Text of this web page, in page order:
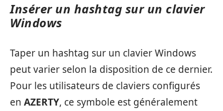
Insérer un hashtag sur un clavier
Windows
Taper un hashtag sur un clavier Windows
peut varier selon la disposition de ce dernier.
Pour les utilisateurs de claviers configurés
en AZERTY, ce symbole est généralement